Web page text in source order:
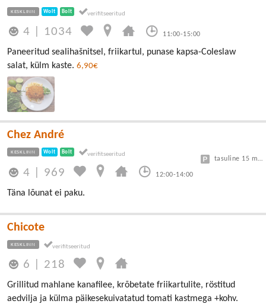
KESKLINN Wolt Bolt
4 1034 11:00-15:00
Paneeritud sealihašnitsel, friikartul, punase kapsa-Coleslaw
salat, külm kaste. 6,90€
Chez André
KESKLINN Wolt Bolt
4 969 12:00-14:00
tasuline 15 min tasuta, edasi 3€/h
Täna lõunat ei paku.
Chicote
KESKLINN
6 218
Grillitud mahlane kanafilee, krõbetate friikartulite, röstitud
aedvilja ja külma päikesekuivatatud tomati kastmega +kohv.